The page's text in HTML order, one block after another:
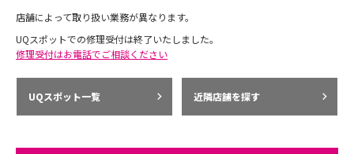
店舗によって取り扱い業務が異なります。
UQスポットでの修理受付は終了いたしました。
修理受付はお電話でご相談ください
UQスポット一覧 近隣店舗を探す